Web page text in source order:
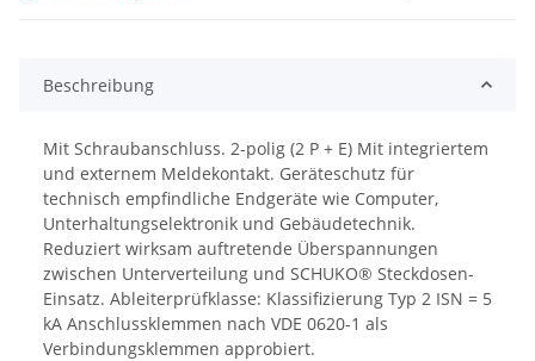
Beschreibung
Mit Schraubanschluss. 2-polig (2 P + E) Mit integriertem
und externem Meldekontakt. Geräteschutz für
technisch empfindliche Endgeräte wie Computer,
Unterhaltungselektronik und Gebäudetechnik.
Reduziert wirksam auftretende Überspannungen
zwischen Unterverteilung und SCHUKO® Steckdosen-
Einsatz. Ableiterprüfklasse: Klassifizierung Typ 2 ISN = 5
kA Anschlussklemmen nach VDE 0620-1 als
Verbindungsklemmen approbiert.